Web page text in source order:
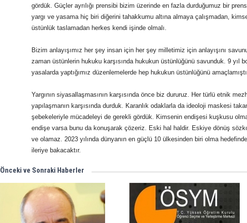
gördük. Güçler ayrılığı prensibi bizim üzerinde en fazla durduğumuz bir
yargı ve yasama hiç biri diğerini tahakkumu altına almaya çalışmadan,
üstünlük taslamadan herkes kendi işinde olmalı.
Bizim anlayışımız her şey insan için her şey milletimiz için anlayışını
zaman üstünlerin hukuku karşısında hukukun üstünlüğünü savunduk. 9 yıl
yasalarda yaptığımız düzenlemelerde hep hukukun üstünlüğünü
Yargının siyasallaşmasının karşısında önce biz dururuz. Her türlü etnik
yapılaşmanın karşısında durduk. Karanlık odaklarla da ideoloji maskesi
şebekeleriyle mücadeleyi de gerekli gördük. Kimsenin endişesi kuşkusu
endişe varsa bunu da konuşarak çözeriz. Eski hal haldir. Eskiye dönüş
ve olamaz. 2023 yılında dünyanın en güçlü 10 ülkesinden biri olma
ileriye bakacaktır.
Önceki ve Sonraki Haberler